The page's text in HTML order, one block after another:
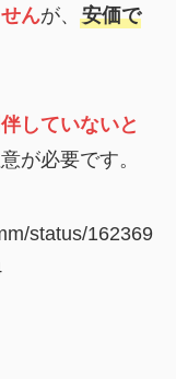
んが、 安価で
していないと
が必要です。
status/162369